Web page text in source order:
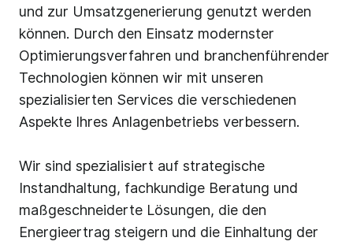
und zur Umsatzgenerierung genutzt werden
können. Durch den Einsatz modernster
Optimierungsverfahren und branchenführender
Technologien können wir mit unseren
spezialisierten Services die verschiedenen
Aspekte Ihres Anlagenbetriebs verbessern.
Wir sind spezialisiert auf strategische
Instandhaltung, fachkundige Beratung und
maßgeschneiderte Lösungen, die den
Energieertrag steigern und die Einhaltung der